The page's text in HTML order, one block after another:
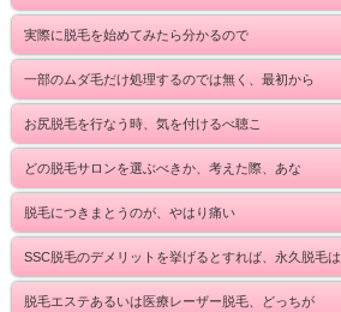
実際に脱毛を始めてみたら分かるので
一部のムダ毛だけ処理するのでは無く、最初から
お尻脱毛を行なう時、気を付けるべ聴こ
どの脱毛サロンを選ぶべきか、考えた際、あな
脱毛につきまとうのが、やはり痛い
SSC脱毛のデメリットを挙げるとすれば、永久脱毛は
脱毛エステあるいは医療レーザー脱毛、どっちが